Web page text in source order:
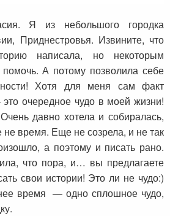
Я из небольшого городка
Приднестровья. Извините, что
написала, но некоторым
А потому позволила себе
Хотя для меня сам факт
очередное чудо в моей жизни!
давно хотела и собиралась,
время. Еще не созрела, и не так
а поэтому и писать рано.
что пора, и… вы предлагаете
свои истории! Это ли не чудо:)
время — одно сплошное чудо,